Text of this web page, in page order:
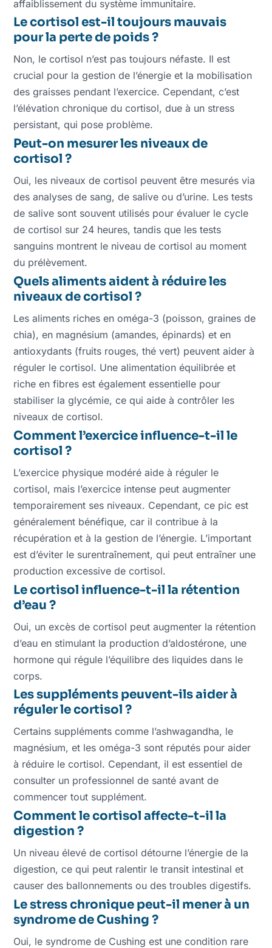
affaiblissement du système immunitaire.
Le cortisol est-il toujours mauvais
pour la perte de poids ?
Non, le cortisol n’est pas toujours néfaste. Il est
crucial pour la gestion de l’énergie et la mobilisation
des graisses pendant l’exercice. Cependant, c’est
l’élévation chronique du cortisol, due à un stress
persistant, qui pose problème.
Peut-on mesurer les niveaux de
cortisol ?
Oui, les niveaux de cortisol peuvent être mesurés via
des analyses de sang, de salive ou d’urine. Les tests
de salive sont souvent utilisés pour évaluer le cycle
de cortisol sur 24 heures, tandis que les tests
sanguins montrent le niveau de cortisol au moment
du prélèvement.
Quels aliments aident à réduire les
niveaux de cortisol ?
Les aliments riches en oméga-3 (poisson, graines de
chia), en magnésium (amandes, épinards) et en
antioxydants (fruits rouges, thé vert) peuvent aider à
réguler le cortisol. Une alimentation équilibrée et
riche en fibres est également essentielle pour
stabiliser la glycémie, ce qui aide à contrôler les
niveaux de cortisol.
Comment l’exercice influence-t-il le
cortisol ?
L’exercice physique modéré aide à réguler le
cortisol, mais l’exercice intense peut augmenter
temporairement ses niveaux. Cependant, ce pic est
généralement bénéfique, car il contribue à la
récupération et à la gestion de l’énergie. L’important
est d’éviter le surentraînement, qui peut entraîner une
production excessive de cortisol.
Le cortisol influence-t-il la rétention
d’eau ?
Oui, un excès de cortisol peut augmenter la rétention
d’eau en stimulant la production d’aldostérone, une
hormone qui régule l’équilibre des liquides dans le
corps.
Les suppléments peuvent-ils aider à
réguler le cortisol ?
Certains suppléments comme l’ashwagandha, le
magnésium, et les oméga-3 sont réputés pour aider
à réduire le cortisol. Cependant, il est essentiel de
consulter un professionnel de santé avant de
commencer tout supplément.
Comment le cortisol affecte-t-il la
digestion ?
Un niveau élevé de cortisol détourne l’énergie de la
digestion, ce qui peut ralentir le transit intestinal et
causer des ballonnements ou des troubles digestifs.
Le stress chronique peut-il mener à un
syndrome de Cushing ?
Oui, le syndrome de Cushing est une condition rare